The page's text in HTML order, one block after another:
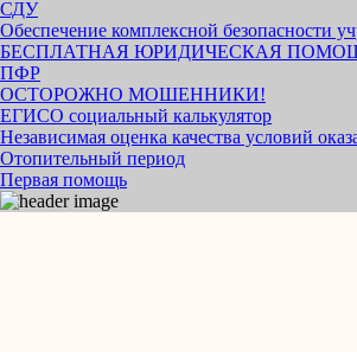
СДУ
Обеспечение комплексной безопасности
БЕСПЛАТНАЯ ЮРИДИЧЕСКАЯ
ПФР
ОСТОРОЖНО МОШЕННИКИ!
ЕГИСО социальный калькулятор
Независимая оценка качества условий
Отопительный период
Первая помощь